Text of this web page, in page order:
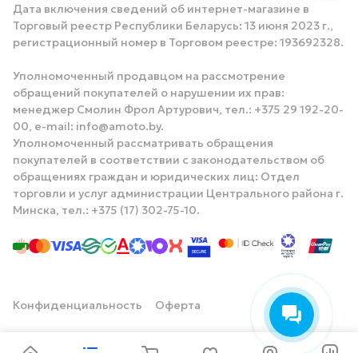
Дата включения сведений об интернет-магазине в
Торговый реестр Республики Беларусь: 13 июня 2023 г.,
регистрационный номер в Торговом реестре: 193692328.
Уполномоченный продавцом на рассмотрение
обращений покупателей о нарушении их прав:
менеджер Смолин Фрол Артурович, тел.: +375 29 192-20-
00, e-mail: info@amoto.by.
Уполномоченный рассматривать обращения
покупателей в соответствии с законодательством об
обращениях граждан и юридических лиц: Отдел
торговли и услуг администрации Центрального района г.
Минска, тел.: +375 (17) 302-75-10.
Конфиденциальность Оферта